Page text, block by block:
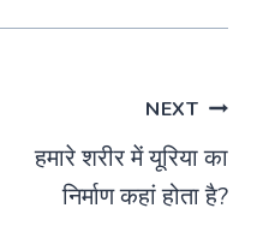
NEXT
हमारे शरीर में यूरिया का
निर्माण कहां होता है?